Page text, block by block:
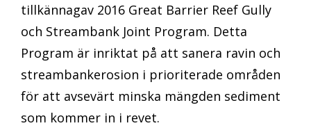
tillkännagav 2016 Great Barrier Reef Gully
och Streambank Joint Program. Detta
Program är inriktat på att sanera ravin och
streambankerosion i prioriterade områden
för att avsevärt minska mängden sediment
som kommer in i revet.